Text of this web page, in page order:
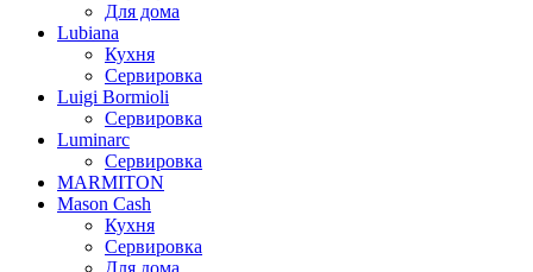
Для дома
Lubiana
Кухня
Сервировка
Luigi Bormioli
Сервировка
Luminarc
Сервировка
MARMITON
Mason Cash
Кухня
Сервировка